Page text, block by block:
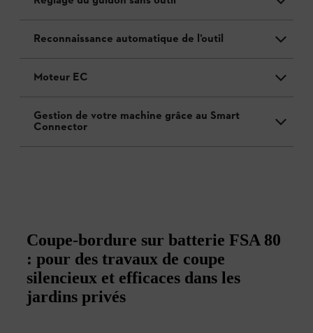
Reconnaissance automatique de l’outil
Moteur EC
Gestion de votre machine grâce au Smart
Connector
Coupe-bordure sur batterie FSA 80
: pour des travaux de coupe
silencieux et efficaces dans les
jardins privés